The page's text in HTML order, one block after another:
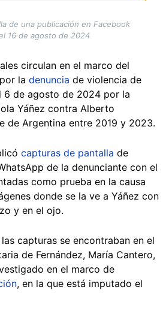
de una publicación en Facebook
16 de agosto de 2024
circulan en el marco del
la denuncia de violencia de
6 de agosto de 2024 por la
Yáñez contra Alberto
de Argentina entre 2019 y 2023.
capturas de pantalla de
de la denunciante con el
como prueba en la causa
donde se la ve a Yáñez con
y en el ojo.
capturas se encontraban en el
de Fernández, María Cantero,
en el marco de
, en la que está imputado el